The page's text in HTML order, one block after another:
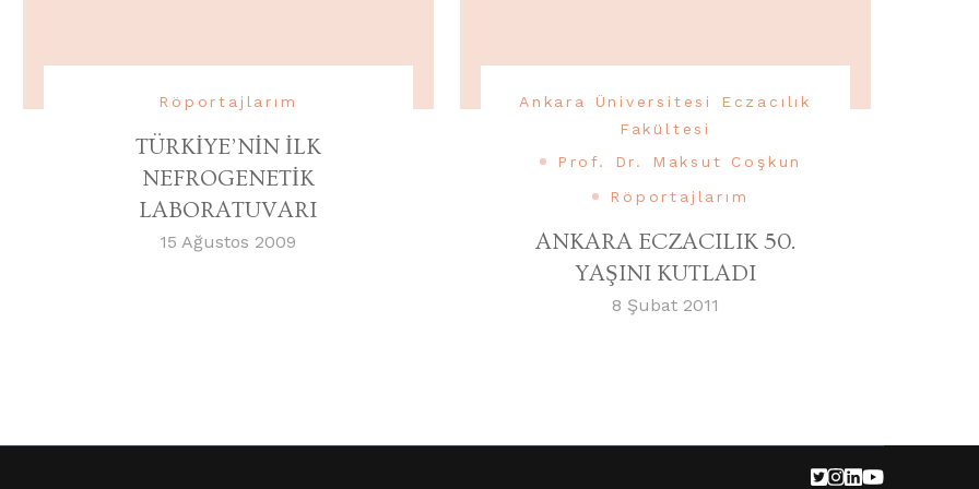
Röportajlarım
TÜRKİYE’NİN İLK
NEFROGENETİK
LABORATUVARI
15 Ağustos 2009
Ankara Üniversitesi Eczacılık
Fakültesi
Prof. Dr. Maksut Coşkun
Röportajlarım
ANKARA ECZACILIK 50.
YAŞINI KUTLADI
8 Şubat 2011